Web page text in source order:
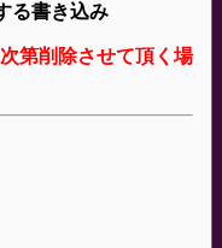
る書き込み
第削除させて頂く場